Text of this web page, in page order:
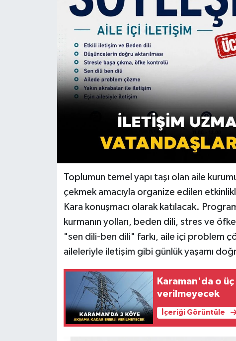
Toplumun temel yapı taşı olan aile
çekmek amacıyla organize edilen
Kara konuşmacı olarak katılacak.
kurmanın yolları, beden dili, stres ve
"sen dili-ben dili" farkı, aile içi problem
aileleriyle iletişim gibi günlük yaşamı
Karaman'da o
verilmeyecek
İçeriği Görüntüle